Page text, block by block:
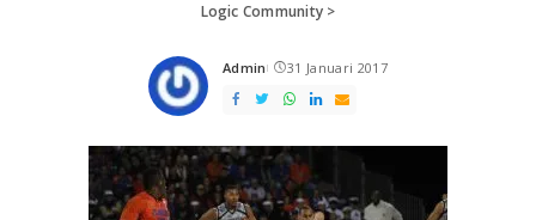
Logic Community>
Posted
by
Admin 31 Januari 2017